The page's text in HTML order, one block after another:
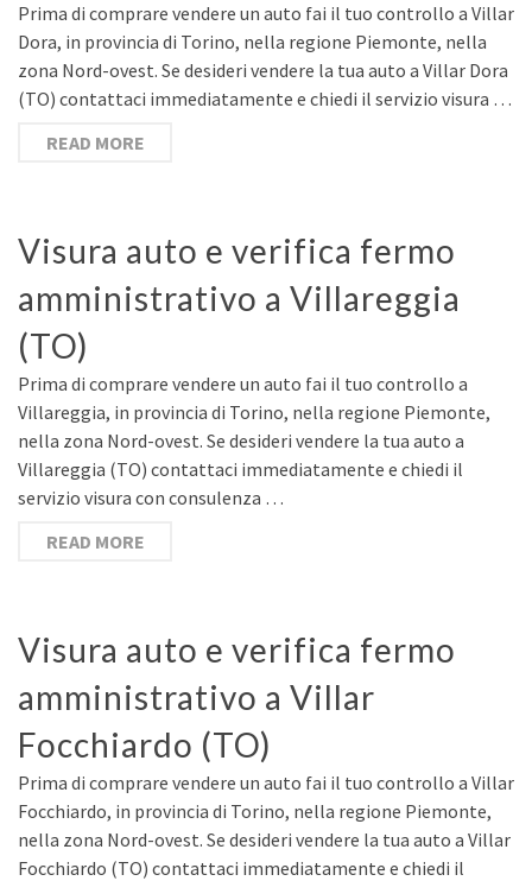
Prima di comprare vendere un auto fai il tuo controllo a Villar
Dora, in provincia di Torino, nella regione Piemonte, nella
zona Nord-ovest. Se desideri vendere la tua auto a Villar Dora
(TO) contattaci immediatamente e chiedi il servizio visura …
READ MORE
Visura auto e verifica fermo
amministrativo a Villareggia
(TO)
Prima di comprare vendere un auto fai il tuo controllo a
Villareggia, in provincia di Torino, nella regione Piemonte,
nella zona Nord-ovest. Se desideri vendere la tua auto a
Villareggia (TO) contattaci immediatamente e chiedi il
servizio visura con consulenza …
READ MORE
Visura auto e verifica fermo
amministrativo a Villar
Focchiardo (TO)
Prima di comprare vendere un auto fai il tuo controllo a Villar
Focchiardo, in provincia di Torino, nella regione Piemonte,
nella zona Nord-ovest. Se desideri vendere la tua auto a Villar
Focchiardo (TO) contattaci immediatamente e chiedi il